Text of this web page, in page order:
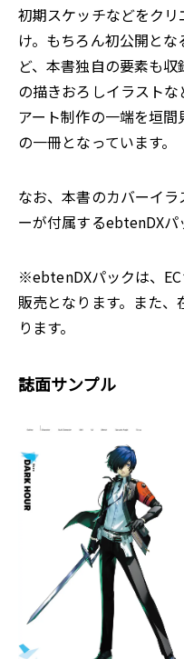
初期スケッチなどをク
け。もちろん初公開と
ど、本書独自の要素も
の描きおろしイラスト
アート制作の一端を垣
の一冊となっています。
なお、本書のカバーイ
ーが付属するebtenDXパ
※ebtenDXパックは、
販売となります。また
ります。
誌面サンプル